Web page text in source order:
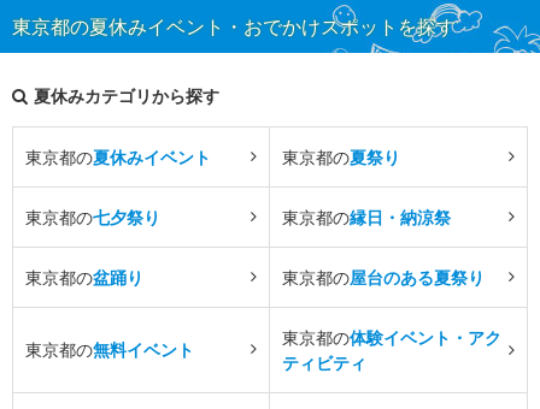
東京都の夏休みイベント・おでかけスポットを探す
夏休みカテゴリから探す
東京都の夏休みイベント 東京都の夏祭り
東京都の七夕祭り 東京都の縁日・納涼祭
東京都の盆踊り 東京都の屋台のある夏祭り
東京都の無料イベント
東京都の体験イベント・アク
ティビティ